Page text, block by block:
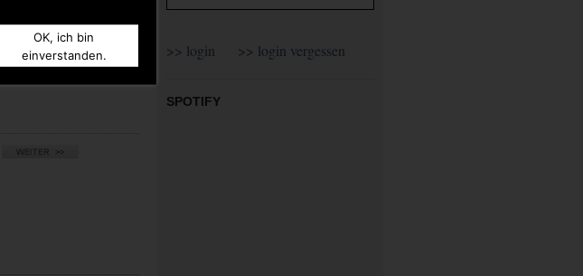
OK, ich bin
einverstanden.
SPOTIFY